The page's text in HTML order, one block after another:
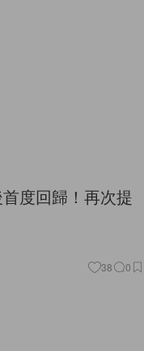
度回歸！再次提
38 0